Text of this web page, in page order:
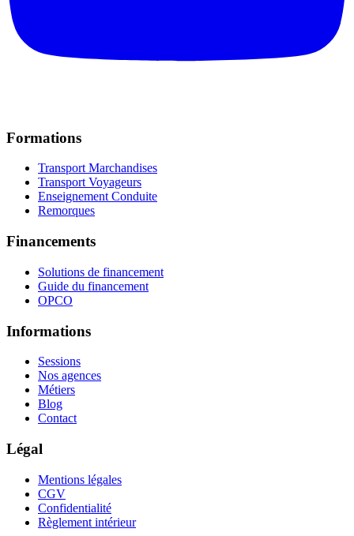
Formations
Transport Marchandises
Transport Voyageurs
Enseignement Conduite
Remorques
Financements
Solutions de financement
Guide du financement
OPCO
Informations
Sessions
Nos agences
Métiers
Blog
Contact
Légal
Mentions légales
CGV
Confidentialité
Règlement intérieur